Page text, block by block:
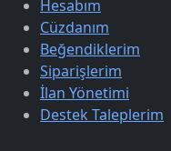
Hesabım
Cüzdanım
Beğendiklerim
Siparişlerim
İlan Yönetimi
Destek Taleplerim